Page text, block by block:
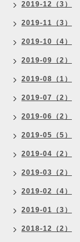
2019-12（3）
2019-11（3）
2019-10（4）
2019-09（2）
2019-08（1）
2019-07（2）
2019-06（2）
2019-05（5）
2019-04（2）
2019-03（2）
2019-02（4）
2019-01（3）
2018-12（2）